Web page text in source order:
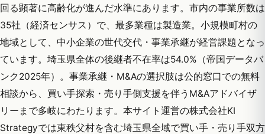
回る顕著に高齢化が進んだ水準にあります。市内の事業所数は
35社（経済センサス）で、最多業種は製造業。小規模町村の
地域として、中小企業の世代交代・事業承継が経営課題となっ
ています。埼玉県全体の後継者不在率は54.0%（帝国データバ
ンク2025年）。事業承継・M&Aの選択肢は公的窓口での無料
相談から、買い手探索・売り手側支援を伴うM&Aアドバイザ
リーまで多岐にわたります。本サイト運営の株式会社KI
Strategyでは東秩父村を含む埼玉県全域で買い手・売り手双方